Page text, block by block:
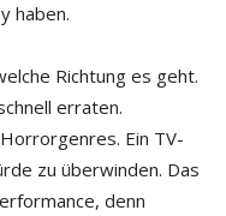
haben.
Richtung es geht.
erraten.
Ein TV-
zu überwinden. Das
denn